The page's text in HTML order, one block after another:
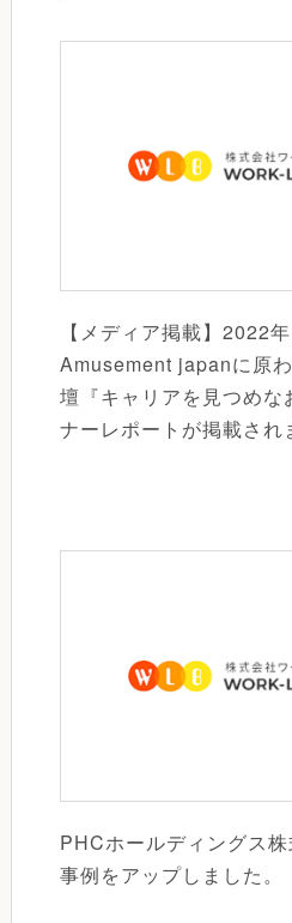
【メディア掲載】2022
Amusement japanに原
壇『キャリアを見つめな
ナーレポートが掲載され
PHCホールディングス
事例をアップしました。